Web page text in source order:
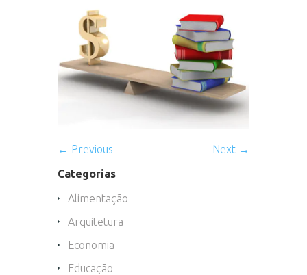
← Previous
Next →
Categorias
Alimentação
Arquitetura
Economia
Educação